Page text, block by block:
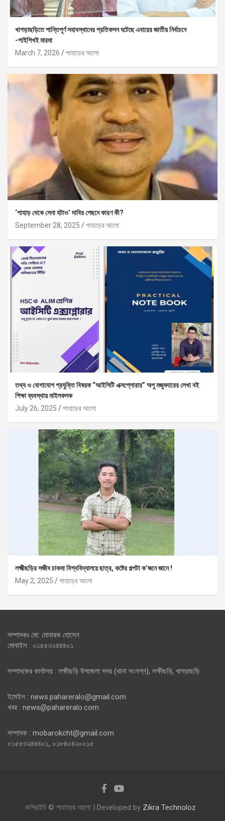
খাগড়াছড়িতে শান্তিপূর্ণ সহাবস্থানের প্রতিফলন ঘটেছে এবারের জাতীয় নির্বাচনে
-পাইশিখই মারমা
March 7, 2026
পাহাড়ের আলো
‘পাহাড় থেকে সেনা হটাও’ দাবির পেছনে কারণ কী?
September 28, 2025
পাহাড়ের আলো
তথ্য ও যোগাযোগ প্রযুক্তি বিষয়ক “আইসিটি এক্সপ্লোরার” অপু মজুমদারের লেখা বই
শিক্ষা ব্যবস্থায় মাইলফলক
July 26, 2025
পাহাড়ের আলো
লক্ষ্মীছড়ির সজীব চাকমা বিশ্ববিদ্যালয়ে ছাত্র, কষ্টের গল্পটা ক’জনে জানে !
May 2, 2025
পাহাড়ের আলো
সম্পাদকঃ মো: মোবারক হোসেন
মোবাইল : ০১৫৫৩২৪৪৪০১
সম্পাদকের কার্যালয় : লক্ষীছড়ি উপজেলা সদর (থানা সংলগ্ন), লক্ষীছড়ি, খাগড়াছড়ি
ইমেইল : news.pahareralo@gmail.com
খবর : news@pahareralo.com
সম্পাদক : mobarokcht@gmail.com
০১৫৫৩২৪৪৪০১, ০১৮৪০৪২০০১৫
কপিরাইট © পাহাড়ের আলো | Developed by Zikra Technoloz